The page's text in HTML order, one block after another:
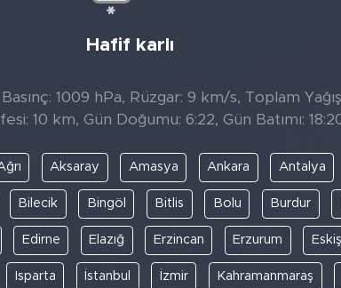
Hafif karlı
Basınç: 1009 hPa, Rüzgar: 9 km/s, Toplam
10 km, Gün Doğumu: 6:22, Gün Batımı:
Aksaray Amasya Ankara Antalya
Bilecik Bingöl Bitlis Bolu Burdur
Edirne Elazığ Erzincan Erzurum
Isparta İstanbul İzmir Kahramanmaraş